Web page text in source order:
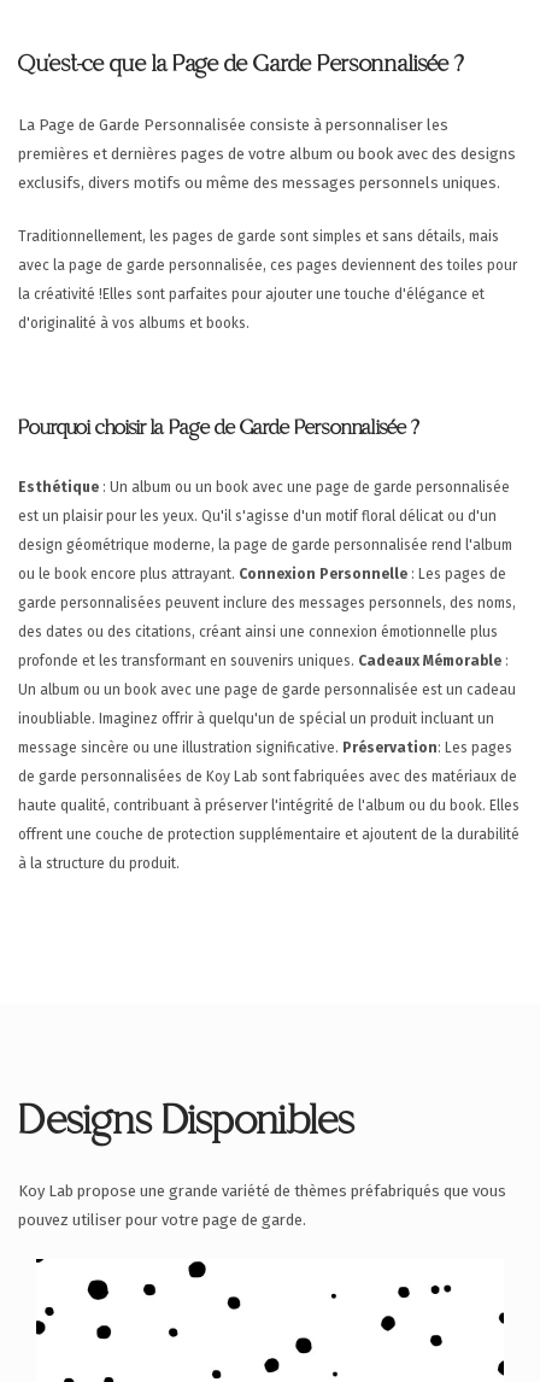
Qu'est-ce que la Page de Garde Personnalisée ?
La Page de Garde Personnalisée consiste à personnaliser les
premières et dernières pages de votre album ou book avec des designs
exclusifs, divers motifs ou même des messages personnels uniques.
Traditionnellement, les pages de garde sont simples et sans détails, mais
avec la page de garde personnalisée, ces pages deviennent des toiles pour
la créativité ! Elles sont parfaites pour ajouter une touche d'élégance et
d'originalité à vos albums et books.
Pourquoi choisir la Page de Garde Personnalisée ?
Esthétique : Un album ou un book avec une page de garde personnalisée
est un plaisir pour les yeux. Qu'il s'agisse d'un motif floral délicat ou d'un
design géométrique moderne, la page de garde personnalisée rend l'album
ou le book encore plus attrayant. Connexion Personnelle : Les pages de
garde personnalisées peuvent inclure des messages personnels, des noms,
des dates ou des citations, créant ainsi une connexion émotionnelle plus
profonde et les transformant en souvenirs uniques. Cadeaux Mémorable :
Un album ou un book avec une page de garde personnalisée est un cadeau
inoubliable. Imaginez offrir à quelqu'un de spécial un produit incluant un
message sincère ou une illustration significative. Préservation: Les pages
de garde personnalisées de Koy Lab sont fabriquées avec des matériaux de
haute qualité, contribuant à préserver l'intégrité de l'album ou du book. Elles
offrent une couche de protection supplémentaire et ajoutent de la durabilité
à la structure du produit.
Designs Disponibles
Koy Lab propose une grande variété de thèmes préfabriqués que vous
pouvez utiliser pour votre page de garde.